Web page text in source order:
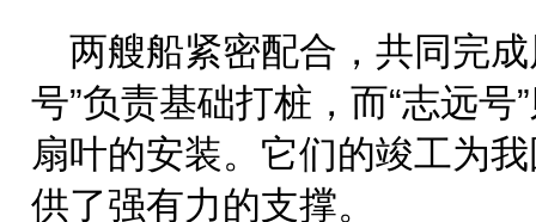
两艘船紧密配合，共同完
号”负责基础打桩，而“志远
扇叶的安装。它们的竣工为
供了强有力的支撑。